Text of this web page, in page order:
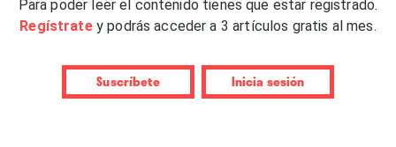
eso no debería ser necesariamente negativo si este
material no fuera tan mediano. Solvente pero
Una libreta de apuntes, la mitad de ellos prestados,
Para poder leer el contenido tienes que estar registrado.
Regístrate y podrás acceder a 3 artículos gratis al mes.
Suscríbete Inicia sesión